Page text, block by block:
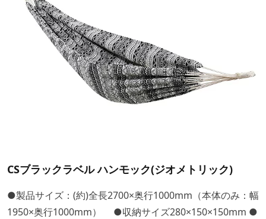
CSブラックラベル ハンモック(ジオメトリック)
●製品サイズ：(約)全長2700×奥行1000mm（本体のみ：幅
1950×奥行1000mm） ●収納サイズ280×150×150mm ●